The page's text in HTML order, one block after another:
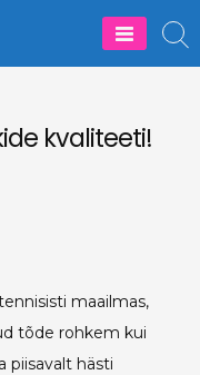
kvaliteeti!
maailmas,
tõde rohkem kui
piisavalt hästi